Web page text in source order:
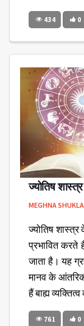
434 0
ज्योतिष
MEGHNA SHUKLA
ज्योतिष
प्रभावित
जाता है। यह
मानव के
हैं बाह्य व्यक्तित्व
761 0